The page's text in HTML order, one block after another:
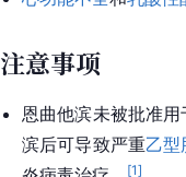
注意事项
恩曲他滨未被批准用
滨后可导致严重乙型
[1]